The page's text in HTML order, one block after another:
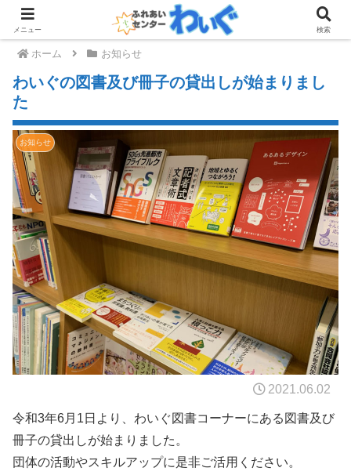
ホーム お知らせ
わいぐの図書及び冊子の貸出しが始まりまし
た
お知らせ
2021.06.02
令和3年6月1日より、わいぐ図書コーナーにある図書及び
冊子の貸出しが始まりました。
団体の活動やスキルアップに是非ご活用ください。
メニュー 検索